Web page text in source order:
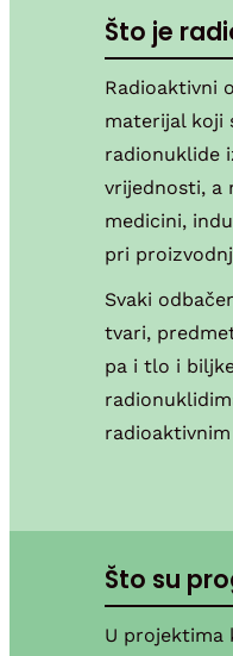
Što je
Radioaktivni
materijal koji
radionuklide
vrijednosti, a
medicini,
pri
Svaki
tvari,
pa i tlo i
Što su
U projektima